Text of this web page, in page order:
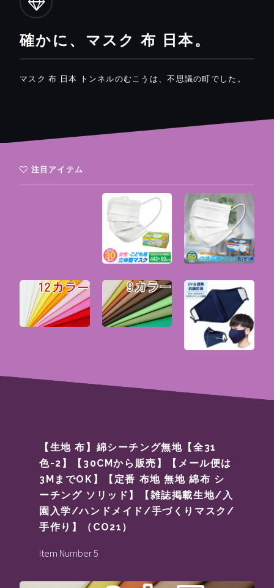
確かに、マスク 布 日本。
マスク 布 日本 トンネルのむこうは、不思議の町でした。
注目アイテム
【生地 布】綿シーチング無地【全31
色-2】【30CMから販売】【メール便は
3MまでOK】【定番 布地 無地 綿布 シ
ーチング ソリッド】【雑誌掲載生地/入
園入学/ハンドメイド/手づくりマスク/
手作り】（CO21）
Item Number 5